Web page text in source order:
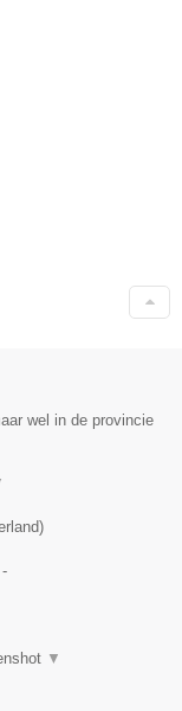
wel in de provincie
)
-
▼